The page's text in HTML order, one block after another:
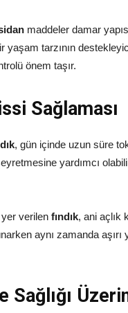
maddeler damar
yaşam tarzının
önem taşır.
Sağlaması
, gün içinde uzun süre
yardımcı
verilen fındık, ani açlık
aynı zamanda
Sağlığı